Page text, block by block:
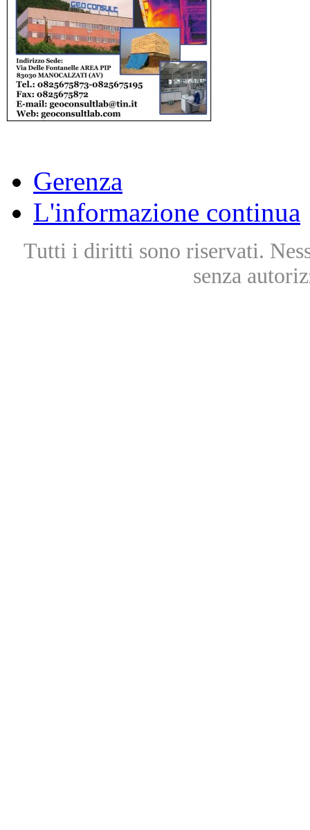
Gerenza
L'informazione continua
Tutti i diritti sono riservati.
senza